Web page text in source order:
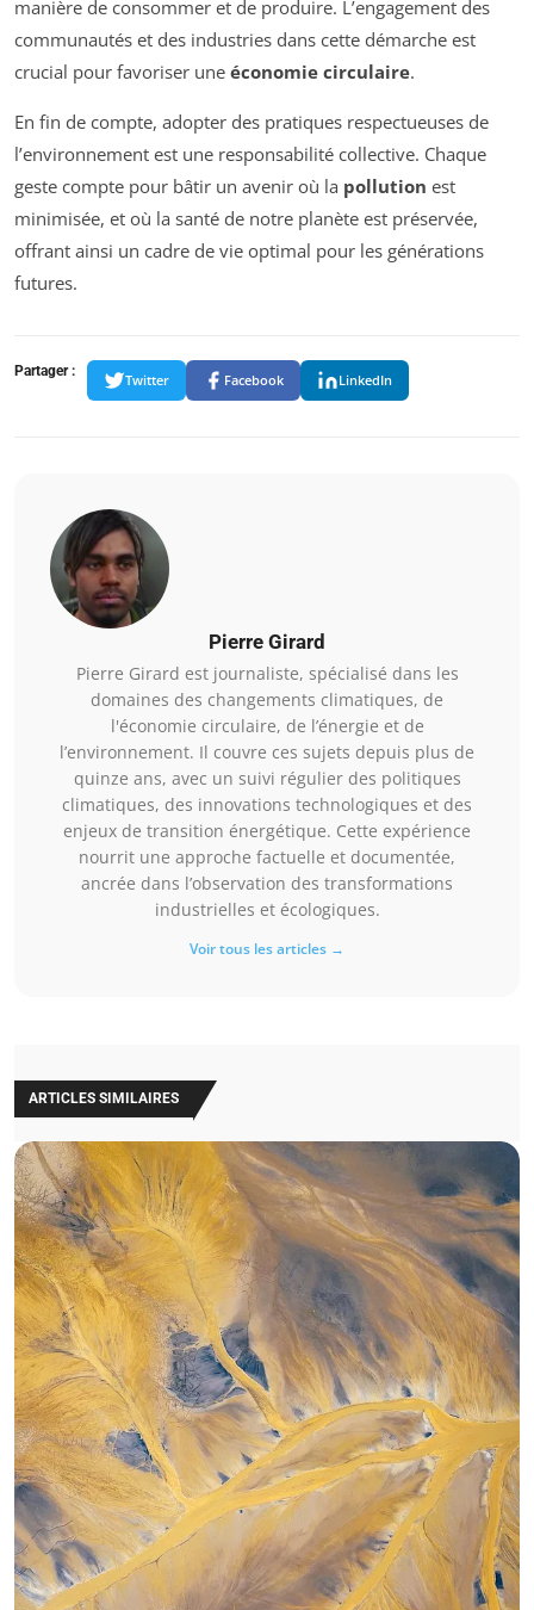
manière de consommer et de produire. L’engagement des
communautés et des industries dans cette démarche est
crucial pour favoriser une économie circulaire.
En fin de compte, adopter des pratiques respectueuses de
l’environnement est une responsabilité collective. Chaque
geste compte pour bâtir un avenir où la pollution est
minimisée, et où la santé de notre planète est préservée,
offrant ainsi un cadre de vie optimal pour les générations
futures.
Partager :
Twitter Facebook LinkedIn
Pierre Girard
Pierre Girard est journaliste, spécialisé dans les
domaines des changements climatiques, de
l'économie circulaire, de l’énergie et de
l’environnement. Il couvre ces sujets depuis plus de
quinze ans, avec un suivi régulier des politiques
climatiques, des innovations technologiques et des
enjeux de transition énergétique. Cette expérience
nourrit une approche factuelle et documentée,
ancrée dans l’observation des transformations
industrielles et écologiques.
Voir tous les articles →
ARTICLES SIMILAIRES